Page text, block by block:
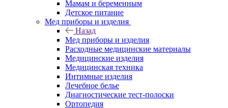
Мамам и беременным
Детское питание
Мед приборы и изделия
Назад
Мед приборы и изделия
Расходные медицинские материалы
Медицинские изделия
Медицинская техника
Интимные изделия
Лечебное белье
Диагностические тест-полоски
Ортопедия